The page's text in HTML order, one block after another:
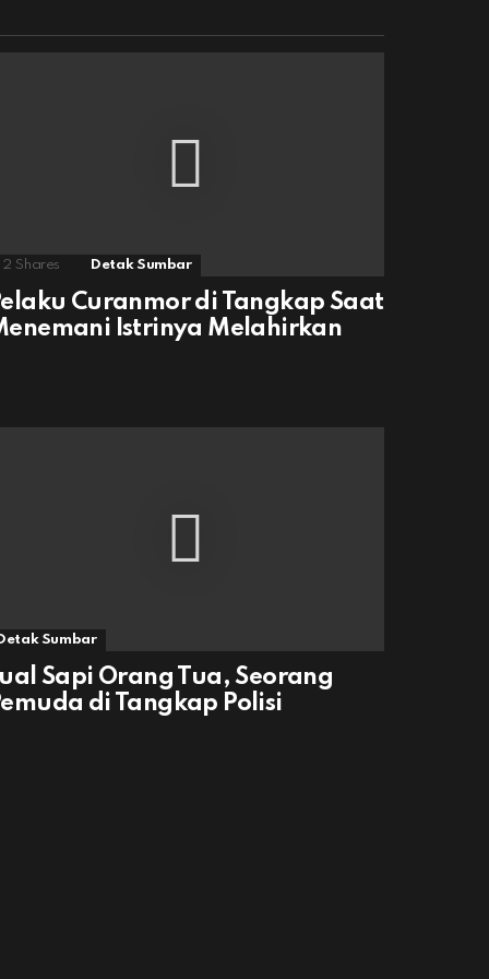
2 Shares Detak Sumbar
Curanmor di Tangkap Saat
Istrinya Melahirkan
Sumbar
Sapi Orang Tua, Seorang
di Tangkap Polisi